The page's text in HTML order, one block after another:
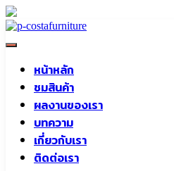
Skip
content
หน้าหลัก
ชมสินค้า
ผลงานของเรา
บทความ
เกี่ยวกับเรา
ติดต่อเรา